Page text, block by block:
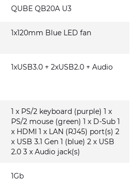
QUBE QB20A U3
1x120mm Blue LED fan
1xUSB3.0 + 2xUSB2.0 + Audio
1 x PS/2 keyboard (purple) 1 x
PS/2 mouse (green) 1 x D-Sub 1
x HDMI 1 x LAN (RJ45) port(s) 2
x USB 3.1 Gen 1 (blue) 2 x USB
2.0 3 x Audio jack(s)
1Gb